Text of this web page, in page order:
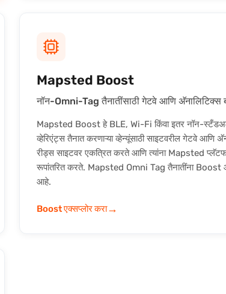
Mapsted Boost
नॉन-Omni-Tag तैनातींसाठी गेटवे आणि अ‍ॅनालिटिक्स
Mapsted Boost हे BLE, Wi-Fi किंवा इतर नॉन-
व्हेरिएंट्स तैनात करणाऱ्या व्हेन्यूंसाठी साइटवरील गेटवे
रीड्स साइटवर एकत्रित करते आणि त्यांना Mapsted
रूपांतरित करते. Mapsted Omni Tag तैनातींना
आहे.
Boost एक्सप्लोर करा→